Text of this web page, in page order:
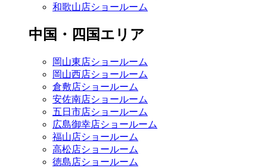
和歌山店ショールーム
中国・四国エリア
岡山東店ショールーム
岡山西店ショールーム
倉敷店ショールーム
安佐南店ショールーム
五日市店ショールーム
広島御幸店ショールーム
福山店ショールーム
高松店ショールーム
徳島店ショールーム